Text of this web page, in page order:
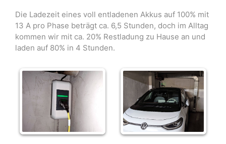
Die Ladezeit eines voll entladenen Akkus auf 100% mit
13 A pro Phase beträgt ca. 6,5 Stunden, doch im Alltag
kommen wir mit ca. 20% Restladung zu Hause an und
laden auf 80% in 4 Stunden.